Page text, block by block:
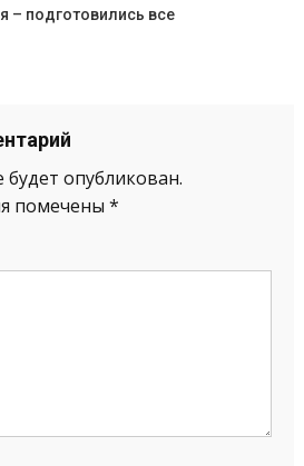
– подготовились все
опубликован.
помечены *